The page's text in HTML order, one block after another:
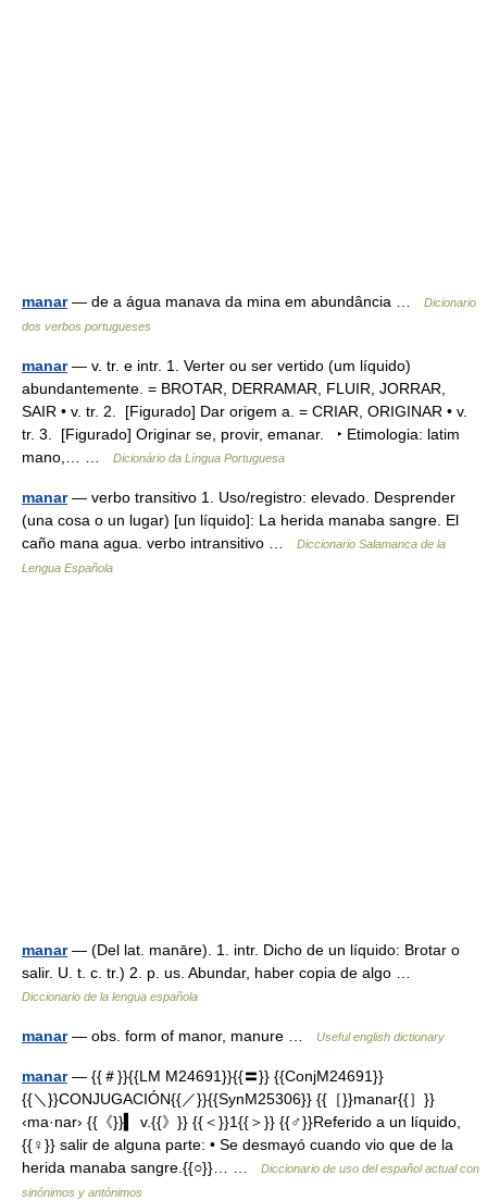
manar— de a água manava da mina em abundância …
Dicionario
dos verbos portugueses
manar— v. tr. e intr. 1. Verter ou ser vertido (um líquido)
abundantemente. = BROTAR, DERRAMAR, FLUIR, JORRAR,
SAIR • v. tr. 2. [Figurado] Dar origem a. = CRIAR, ORIGINAR • v.
tr. 3. [Figurado] Originar se, provir, emanar. ‣ Etimologia: latim
mano,… …
Dicionário da Língua Portuguesa
manar— verbo transitivo 1. Uso/registro: elevado. Desprender
(una cosa o un lugar) [un líquido]: La herida manaba sangre. El
caño mana agua. verbo intransitivo …
Diccionario Salamanca de la
Lengua Española
manar— (Del lat. manāre). 1. intr. Dicho de un líquido: Brotar o
salir. U. t. c. tr.) 2. p. us. Abundar, haber copia de algo …
Diccionario de la lengua española
manar— obs. form of manor, manure … Useful english dictionary
manar— {{＃}}{{LM M24691}}{{〓}} {{ConjM24691}}
{{＼}}CONJUGACIÓN{{／}}{{SynM25306}} {{［}}manar{{］}}
‹ma·nar› {{《}}▍ v.{{》}} {{＜}}1{{＞}} {{♂}}Referido a un líquido,
{{♀}} salir de alguna parte: • Se desmayó cuando vio que de la
herida manaba sangre.{{○}}… …
Diccionario de uso del español actual con
sinónimos y antónimos